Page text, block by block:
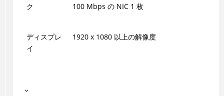
ク
100 Mbps の NIC 1 枚
ディスプレ
イ
1920 x 1080 以上の解像度